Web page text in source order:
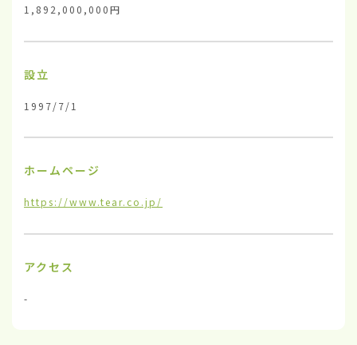
1,892,000,000円
設立
1997/7/1
ホームページ
https://www.tear.co.jp/
アクセス
-